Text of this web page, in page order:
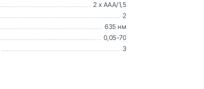
2 х ААА/1,5
2
635 нм
0,05-70
3